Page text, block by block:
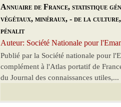
Annuaire de France, statistique
végétaux, minéraux, - de la
pénalit
Auteur: Société Nationale pour
Publié par la Société nationale pour
complément à l'Atlas portatif de
du Journal des connaissances utiles,...